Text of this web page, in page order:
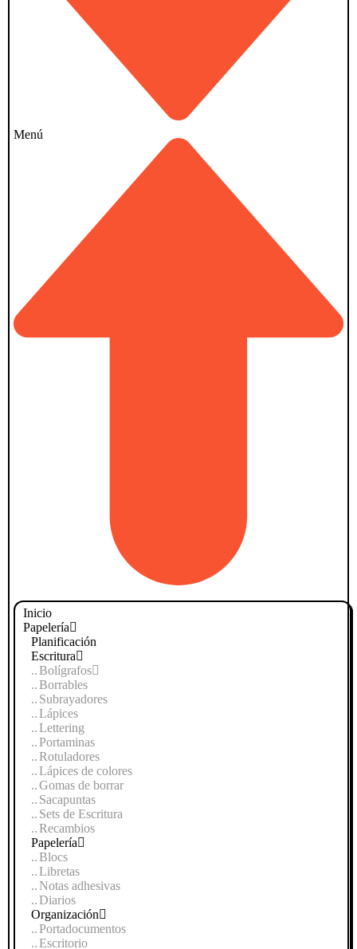
Inicio
Papelería
Planificación
Escritura
Bolígrafos
Borrables
Subrayadores
Lápices
Lettering
Portaminas
Rotuladores
Lápices de colores
Gomas de borrar
Sacapuntas
Sets de Escritura
Recambios
Papelería
Blocs
Libretas
Notas adhesivas
Diarios
Organización
Portadocumentos
Escritorio